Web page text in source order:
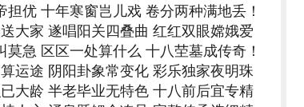
优 十年寒窗岂儿戏 卷分两种满地丢！
大家 遂唱阳关四叠曲 红红双眼嫦娥爱
急 区区一处算什么 十八茔墓成传奇！
运途 阴阳卦象常变化 彩乐独家夜明珠
大龄 半老毕业无特色 十八前后宜专精